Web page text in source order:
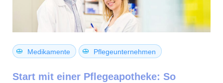
Medikamente Pflegeunternehmen
Start mit einer Pflegeapotheke: So